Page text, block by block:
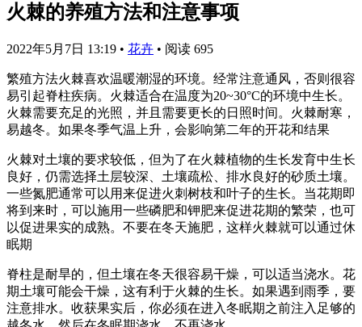
火棘的养殖方法和注意事项
2022年5月7日 13:19 • 花卉 • 阅读 695
繁殖方法火棘喜欢温暖潮湿的环境。经常注意通风，否则很容
易引起脊柱疾病。火棘适合在温度为20~30°C的环境中生长。
火棘需要充足的光照，并且需要更长的日照时间。火棘耐寒，
易越冬。如果冬季气温上升，会影响第二年的开花和结果
火棘对土壤的要求较低，但为了在火棘植物的生长发育中生长
良好，仍需选择土层较深、土壤疏松、排水良好的砂质土壤。
一些氮肥通常可以用来促进火刺树枝和叶子的生长。当花期即
将到来时，可以施用一些磷肥和钾肥来促进花期的繁荣，也可
以促进果实的成熟。不要在冬天施肥，这样火棘就可以通过休
眠期
脊柱是耐旱的，但土壤在冬天很容易干燥，可以适当浇水。花
期土壤可能会干燥，这有利于火棘的生长。如果遇到雨季，要
注意排水。收获果实后，你必须在进入冬眠期之前注入足够的